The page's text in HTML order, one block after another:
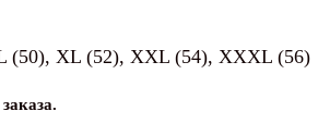
(50), XL (52), XXL (54), XXXL (56)